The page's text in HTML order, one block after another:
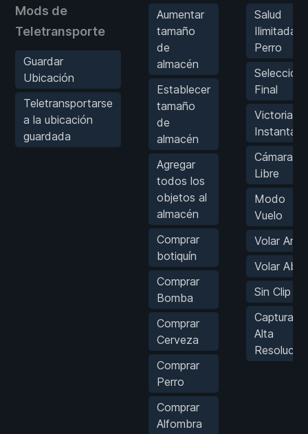
Mods de
Teletransporte
Guardar
Ubicación
Teletransportarse
a la ubicación
guardada
Aumentar
tamaño
de
almacén
Establecer
tamaño
de
almacén
Agregar
todos los
objetos al
almacén
Comprar
botiquín
Comprar
Bomba
Comprar
Cerveza
Comprar
Perro
Comprar
Alfombra
Salud
Ilimitada
Perro
Final
Victoria
Cámara
Libre
Modo
Vuelo
Volar
Volar
Sin Clip
Captura
Alta